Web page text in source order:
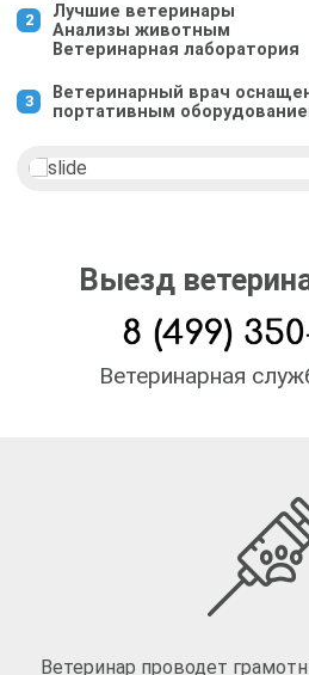
Лучшие ветеринары
Анализы животным
Ветеринарная лаборатория
Ветеринарный врач
портативным
Выезд
Ветеринарная
Ветеринар проводет